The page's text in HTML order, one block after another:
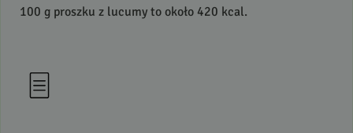
100 g proszku z lucumy to około 420 kcal.